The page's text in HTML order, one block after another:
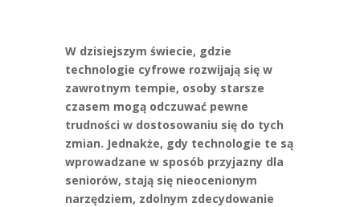
W dzisiejszym świecie, gdzie
technologie cyfrowe rozwijają się w
zawrotnym tempie, osoby starsze
czasem mogą odczuwać pewne
trudności w dostosowaniu się do tych
zmian. Jednakże, gdy technologie te są
wprowadzane w sposób przyjazny dla
seniorów, stają się nieocenionym
narzędziem, zdolnym zdecydowanie